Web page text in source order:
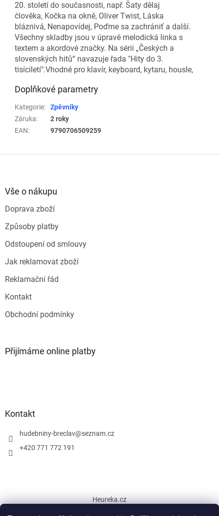
20. století do současnosti, např. Šaty dělaj
člověka, Kočka na okně, Oliver Twist, Láska
bláznivá, Nenapovídej, Poďme sa zachrániť a další.
Všechny skladby jsou v úpravě melodická linka s
textem a akordové značky. Na sérii „Českých a
slovenských hitů“ navazuje řada "Hity do 3.
tisíciletí".Vhodné pro klavír, keyboard, kytaru, housle,
Doplňkové parametry
Kategorie:
Zpěvníky
Záruka:
2 roky
EAN: 9790706509259
Vše o nákupu
Doprava zboží
Způsoby platby
Odstoupení od smlouvy
Jak reklamovat zboží
Reklamační řád
Kontakt
Obchodní podmínky
Přijímáme online platby
Kontakt
hudebniny-breclav@seznam.cz
+420 771 772 191
Heureka.cz